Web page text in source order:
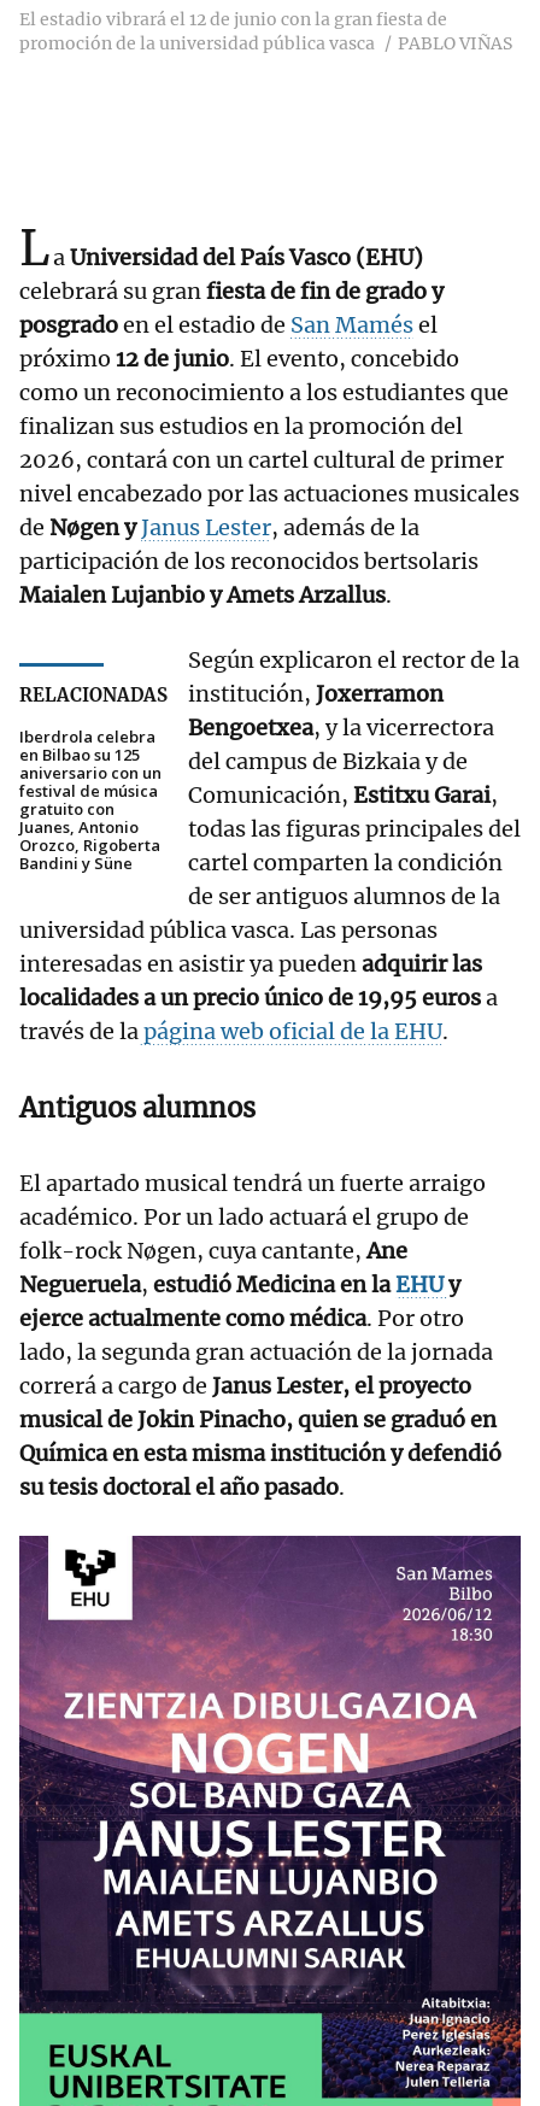
El estadio vibrará el 12 de junio con la gran fiesta de
promoción de la universidad pública vasca
PABLO VIÑAS
LaUniversidad del País Vasco (EHU)
celebrará su granfiesta de fin de grado y
posgradoen el estadio de San Mamésel
próximo 12 de junio. El evento, concebido
como un reconocimiento a los estudiantes que
finalizan sus estudios en la promoción del
2026, contará con un cartel cultural de primer
nivel encabezado por las actuaciones musicales
de Nøgen yJanus Lester, además de la
participación de los reconocidos bertsolaris
Maialen Lujanbio y Amets Arzallus.
RELACIONADAS
Iberdrola celebra
en Bilbao su 125
aniversario con un
festival de música
gratuito con
Juanes, Antonio
Orozco, Rigoberta
Bandini y Süne
Según explicaron el rector de la
institución, Joxerramon
Bengoetxea, y la vicerrectora
del campus de Bizkaia y de
Comunicación, Estitxu Garai,
todas las figuras principales del
cartel comparten la condición
de ser antiguos alumnos de la
universidad pública vasca. Las personas
interesadas en asistir ya puedenadquirir las
localidades a un precio único de 19,95 eurosa
través de lapágina web oficial de la EHU.
Antiguos alumnos
El apartado musical tendrá un fuerte arraigo
académico. Por un lado actuará el grupo de
folk-rock Nøgen, cuya cantante,Ane
Negueruela, estudió Medicina en laEHUy
ejerce actualmente como médica. Por otro
lado, la segunda gran actuación de la jornada
correrá a cargo de Janus Lester, el proyecto
musical de Jokin Pinacho, quien se graduó en
Química en esta misma institución y defendió
su tesis doctoral el año pasado.